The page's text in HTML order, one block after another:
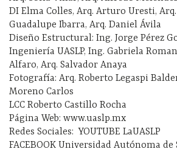
DI Elma Colles, Arq. Arturo Uresti, Arq.
Guadalupe Ibarra, Arq. Daniel Ávila
Diseño Estructural: Ing. Jorge Pérez
Ingeniería UASLP, Ing. Gabriela
Alfaro, Arq. Salvador Anaya
Fotografía: Arq. Roberto Legaspi
Moreno Carlos
LCC Roberto Castillo Rocha
Página Web: www.uaslp.mx
Redes Sociales: YOUTUBE LaUASLP
FACEBOOK Universidad Autónoma de